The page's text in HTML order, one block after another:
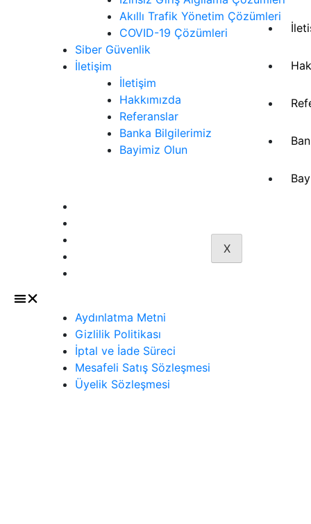
X
Akıllı Trafik Yönetim Çözümleri
COVID-19 Çözümleri
Siber Güvenlik
İletişim
İletişim
Hakkımızda
Referanslar
Banka Bilgilerimiz
Bayimiz Olun
Aydınlatma Metni
Gizlilik Politikası
İptal ve İade Süreci
Mesafeli Satış Sözleşmesi
Üyelik Sözleşmesi